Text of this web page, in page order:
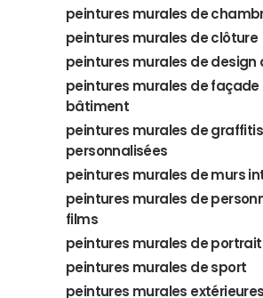
peintures murales de
peintures murales de clôture
peintures murales de design
peintures murales de façade
bâtiment
peintures murales de graffitis
personnalisées
peintures murales de murs
peintures murales de
films
peintures murales de
peintures murales de sport
peintures murales extérieures